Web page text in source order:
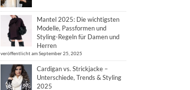
Mantel 2025: Die wichtigsten
Modelle, Passformen und
Styling-Regeln für Damen und
Herren
veröffentlicht am September 25, 2025
Cardigan vs. Strickjacke –
Unterschiede, Trends & Styling
2025